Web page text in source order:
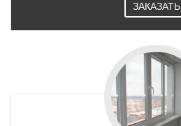
ЗАКАЗАТЬ